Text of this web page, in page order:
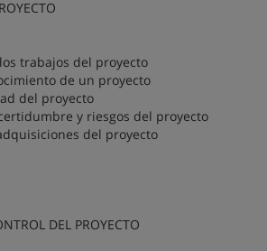
trabajos del proyecto
de un proyecto
del proyecto
y riesgos del proyecto
del proyecto
DEL PROYECTO